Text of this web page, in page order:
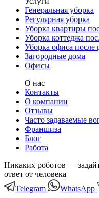
Генеральная уборка
Регулярная уборка
Уборка квартиры
Уборка коттеджа
Уборка офиса после
Загородные дома
Офисы
О нас
Контакты
О компании
Отзывы
Часто задаваемые
Франшиза
Блог
Работа
Никаких роботов —
ответ от человека
Telegram
WhatsApp